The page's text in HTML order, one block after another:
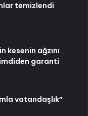
temizlendi
kesenin ağzını
garanti
vatandaşlık”